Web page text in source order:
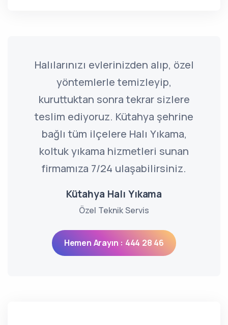
Halılarınızı evlerinizden alıp, özel
yöntemlerle temizleyip,
kuruttuktan sonra tekrar sizlere
teslim ediyoruz. Kütahya şehrine
bağlı tüm ilçelere Halı Yıkama,
koltuk yıkama hizmetleri sunan
firmamıza 7/24 ulaşabilirsiniz.
Kütahya Halı Yıkama
Özel Teknik Servis
Hemen Arayın : 444 28 46